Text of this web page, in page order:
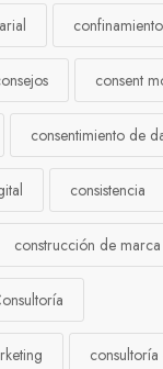
confinamiento
consent
consentimiento de
consistencia
construcción de marca